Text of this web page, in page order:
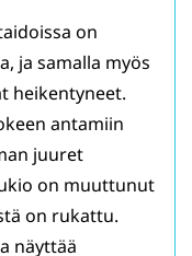
on
ja samalla myös
heikentyneet.
antamiin
juuret
on muuttunut
on rukattu.
näyttää